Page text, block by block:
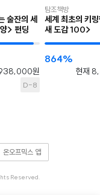
술잔의 세
> 펀딩
원
D-8
탐조책방
세계 최초의 키
새 도감 100>
864%
현재
온오프믹스 앱
Reserved.